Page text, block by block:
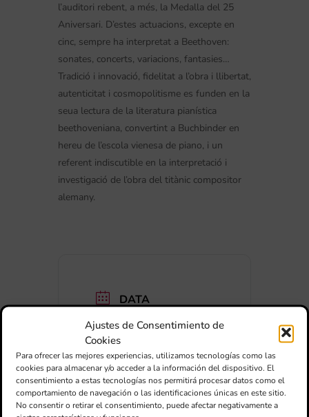
Ajustes de Consentimiento de
Cookies
Para ofrecer las mejores experiencias, utilizamos tecnologías como las
cookies para almacenar y/o acceder a la información del dispositivo. El
consentimiento a estas tecnologías nos permitirá procesar datos como el
comportamiento de navegación o las identificaciones únicas en este sitio.
No consentir o retirar el consentimiento, puede afectar negativamente a
l’auditori rebent, a més, la Medalla del 25
Aniversari. D’estes actuacions, excepte en
cinc, sempre ha interpretat a Beethoven:
sonates, concerts, variacions, fantasies…
Tradició i innovació, fidelitat a l’obra i llibertat,
autenticitat i cosmopolitisme es funden en la
seua lectura de la literatura pianística
beethoveniana, convertint a Buchbinder en
hereu de l’escola vienesa de piano, i un
referent indiscutible en la interpretació i
investigació de l’obra del titànic compositor
alemany.
DATA
Expired!
HORA
19:30